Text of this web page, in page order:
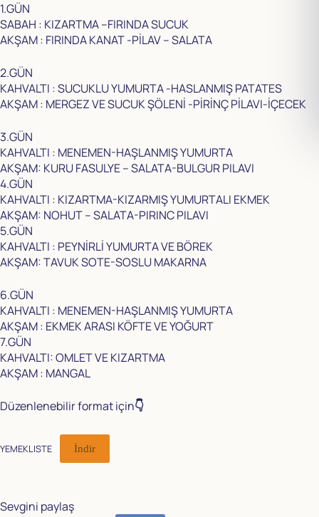
1.GÜN
SABAH : KIZARTMA –FIRINDA SUCUK
AKŞAM : FIRINDA KANAT -PİLAV – SALATA
2.GÜN
KAHVALTI : SUCUKLU YUMURTA -HASLANMIŞ PATATES
AKŞAM : MERGEZ VE SUCUK ŞÖLENİ -PİRİNÇ PİLAVI-İÇECEK
3.GÜN
KAHVALTI : MENEMEN-HAŞLANMIŞ YUMURTA
AKŞAM: KURU FASULYE – SALATA-BULGUR PILAVI
4.GÜN
KAHVALTI : KIZARTMA-KIZARMIŞ YUMURTALI EKMEK
AKŞAM: NOHUT – SALATA-PIRINC PILAVI
5.GÜN
KAHVALTI : PEYNİRLİ YUMURTA VE BÖREK
AKŞAM: TAVUK SOTE-SOSLU MAKARNA
6.GÜN
KAHVALTI : MENEMEN-HAŞLANMIŞ YUMURTA
AKŞAM : EKMEK ARASI KÖFTE VE YOĞURT
7.GÜN
KAHVALTI: OMLET VE KIZARTMA
AKŞAM : MANGAL
Düzenlenebilir format için👇
YEMEKLISTE İndir
Sevgini paylaş